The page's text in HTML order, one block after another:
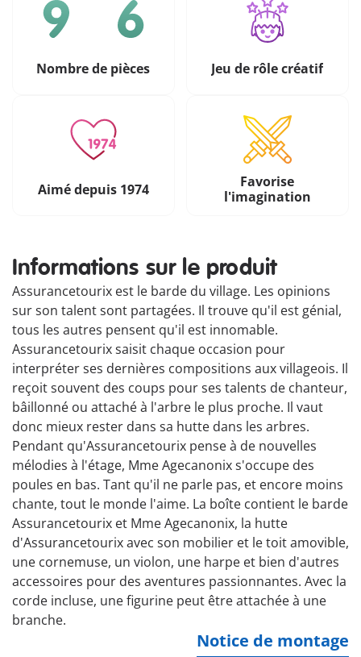
Nombre de pièces Jeu de rôle créatif
Aimé depuis 1974
Favorise
l'imagination
Informations sur le produit
Assurancetourix est le barde du village. Les opinions
sur son talent sont partagées. Il trouve qu'il est génial,
tous les autres pensent qu'il est innomable.
Assurancetourix saisit chaque occasion pour
interpréter ses dernières compositions aux villageois. Il
reçoit souvent des coups pour ses talents de chanteur,
bâillonné ou attaché à l'arbre le plus proche. Il vaut
donc mieux rester dans sa hutte dans les arbres.
Pendant qu'Assurancetourix pense à de nouvelles
mélodies à l'étage, Mme Agecanonix s'occupe des
poules en bas. Tant qu'il ne parle pas, et encore moins
chante, tout le monde l'aime. La boîte contient le barde
Assurancetourix et Mme Agecanonix, la hutte
d'Assurancetourix avec son mobilier et le toit amovible,
une cornemuse, un violon, une harpe et bien d'autres
accessoires pour des aventures passionnantes. Avec la
corde incluse, une figurine peut être attachée à une
branche.
Notice de montage